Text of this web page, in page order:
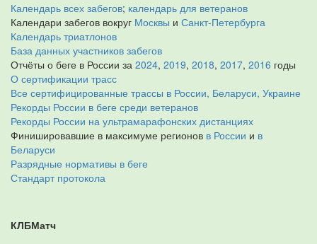
Календарь всех забегов; календарь для ветеранов
Календари забегов вокруг Москвы и Санкт-Петербурга
Календарь триатлонов
База данных участников забегов
Отчёты о беге в России за 2024, 2019, 2018, 2017, 2016 годы
О сертификации трасс
Все сертифицированные трассы в России, Беларуси, Украине
Рекорды России в беге среди ветеранов
Рекорды России на ультрамарафонских дистанциях
Финишировавшие в максимуме регионов в России и в
Беларуси
Разрядные нормативы в беге
Стандарт протокола
КЛБМатч